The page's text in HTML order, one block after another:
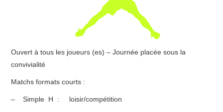
Ouvert à tous les joueurs (es) – Journée placée sous la
convivialité
Matchs formats courts :
– Simple H : loisir/compétition